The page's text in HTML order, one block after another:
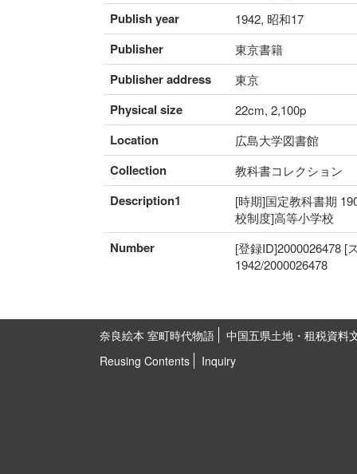
Publish year 1942, 昭和17
Publisher 東京書籍
Publisher address 東京
Physical size 22cm, 2,100p
Location 広島大学図書館
Collection 教科書コレクション
Description1
[時期]国定教科書期
校制度]高等小学校
Number
[登録ID]2000026478 [
1942/2000026478
奈良絵本 室町時代物語
中国五県土地・租税資料
Reusing Contents
Inquiry